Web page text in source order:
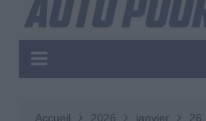
Accueil 2026 janvier
26